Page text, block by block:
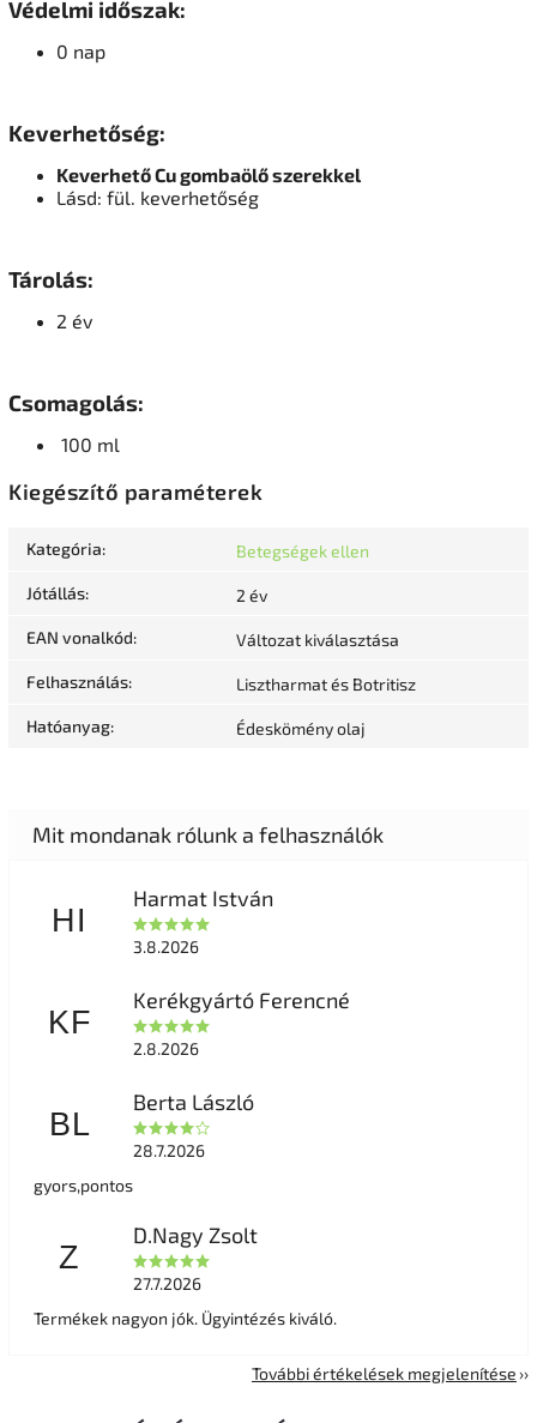
Védelmi időszak:
0 nap
Keverhetőség:
Keverhető Cu gombaölő szerekkel
Lásd: fül. keverhetőség
Tárolás:
2 év
Csomagolás:
100 ml
Kiegészítő paraméterek
Kategória: Betegségek ellen
Jótállás: 2 év
EAN vonalkód: Változat kiválasztása
Felhasználás: Lisztharmat és Botritisz
Hatóanyag: Édeskömény olaj
HI
Harmat István
3.8.2026
KF
Kerékgyártó Ferencné
2.8.2026
BL
Berta László
28.7.2026
gyors,pontos
Z
D.Nagy Zsolt
27.7.2026
Termékek nagyon jók. Ügyintézés kiváló.
További értékelések megjelenítése